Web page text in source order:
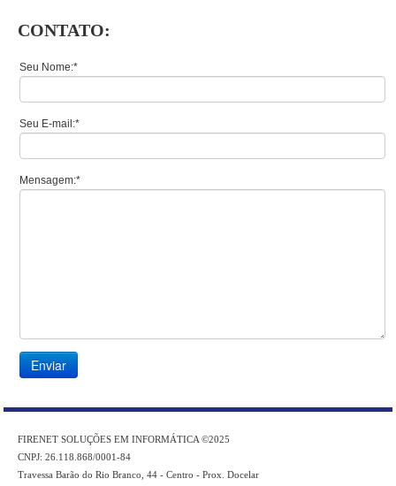
CONTATO:
Seu Nome:*
Seu E-mail:*
Mensagem:*
FIRENET SOLUÇÕES EM INFORMÁTICA ©2025
CNPJ: 26.118.868/0001-84
Travessa Barão do Rio Branco, 44 - Centro - Prox. Docelar